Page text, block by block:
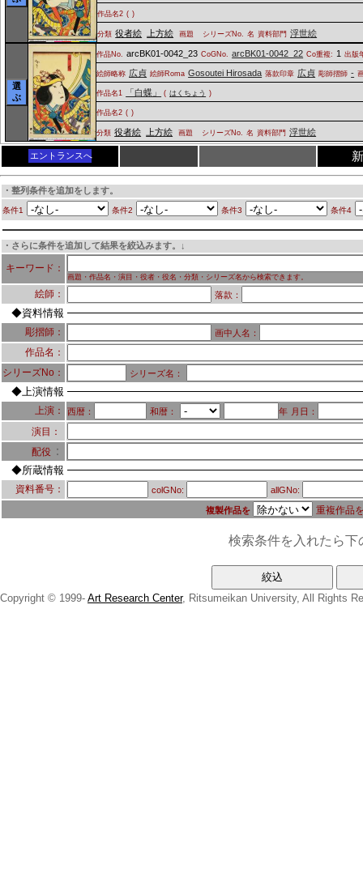
作品名2 ( )
分類 役者絵 上方絵 画題 シリーズNo. 名 資料部門 浮世絵
選
ぶ
作品No. arcBK01-0042_23 CoGNo. arcBK01-0042_22 Co重複: 1 出版
絵師略称 広貞 絵師Roma Gosoutei Hirosada 落款印章 広貞 彫師摺師 -
作品名1 「白蝶」 ( はくちょう )
作品名2 ( )
分類 役者絵 上方絵 画題 シリーズNo. 名 資料部門 浮世絵
エントランスへ
・整列条件を追加をします。
条件1 条件2 条件3 条件4
・さらに条件を追加して結果を絞込みます。↓
キーワード：
画題・作品名・演目・役者・役名・分類・シリーズ名から検索できます。
絵師： 落款：
◆資料情報
彫摺師： 画中人名：
作品名：
シリーズNo：
シリーズ名：
◆上演情報
上演： 西暦： 和暦： 年 月日：
演目：
配役 ：
◆所蔵情報
資料番号： colGNo: allGNo:
複製作品を 重複作品
検索条件を入れたら
Copyright © 1999- Art Research Center, Ritsumeikan University, All Rights